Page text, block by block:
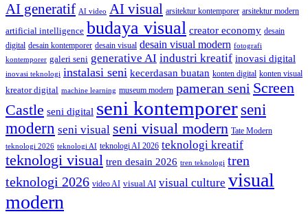
AI generatif AI video AI visual arsitektur kontemporer arsitektur modern
artificial intelligence budaya visual creator economy desain
digital desain kontemporer desain visual desain visual modern fotografi
kontemporer galeri seni generative AI industri kreatif inovasi digital
inovasi teknologi instalasi seni kecerdasan buatan konten digital konten visual
kreator digital machine learning museum modern pameran seni Screen
Castle seni digital seni kontemporer seni
modern seni visual seni visual modern Tate Modern
teknologi 2026 teknologi AI teknologi AI 2026 teknologi kreatif
teknologi visual tren desain 2026 tren teknologi tren
teknologi 2026 video AI visual AI visual culture visual
modern